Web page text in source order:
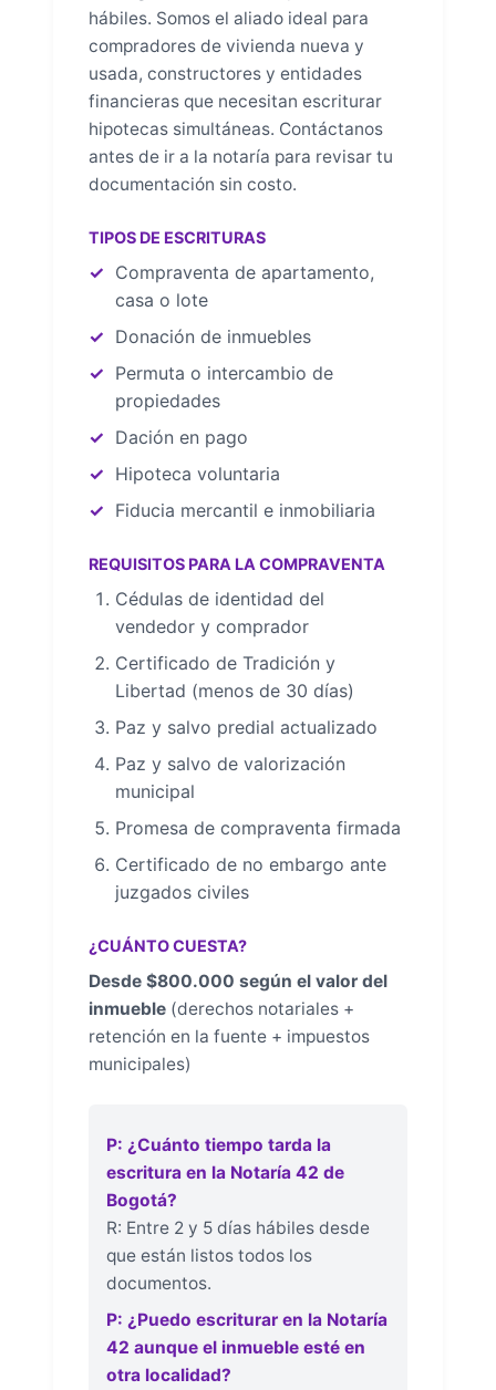
hábiles. Somos el aliado ideal para
compradores de vivienda nueva y
usada, constructores y entidades
financieras que necesitan escriturar
hipotecas simultáneas. Contáctanos
antes de ir a la notaría para revisar tu
documentación sin costo.
TIPOS DE ESCRITURAS
Compraventa de apartamento,
casa o lote
Donación de inmuebles
Permuta o intercambio de
propiedades
Dación en pago
Hipoteca voluntaria
Fiducia mercantil e inmobiliaria
REQUISITOS PARA LA COMPRAVENTA
Cédulas de identidad del
vendedor y comprador
Certificado de Tradición y
Libertad (menos de 30 días)
Paz y salvo predial actualizado
Paz y salvo de valorización
municipal
Promesa de compraventa firmada
Certificado de no embargo ante
juzgados civiles
¿CUÁNTO CUESTA?
Desde $800.000 según el valor del
inmueble (derechos notariales +
retención en la fuente + impuestos
municipales)
P: ¿Cuánto tiempo tarda la
escritura en la Notaría 42 de
Bogotá?
R: Entre 2 y 5 días hábiles desde
que están listos todos los
documentos.
P: ¿Puedo escriturar en la Notaría
42 aunque el inmueble esté en
otra localidad?